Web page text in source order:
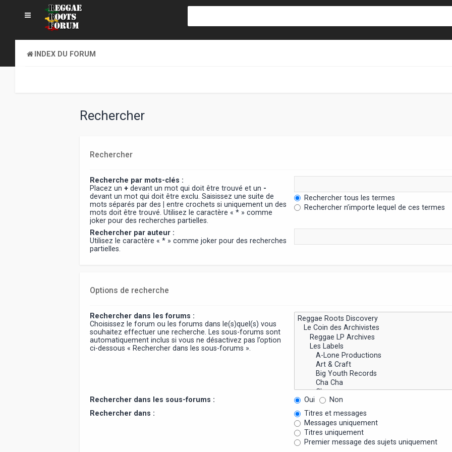
INDEX DU FORUM
Rechercher
Rechercher
Recherche par mots-clés :
Placez un+ devant un mot qui doit être trouvé et un -
devant un mot qui doit être exclu. Saisissez une suite de
mots séparés par des| entre crochets si uniquement un des
mots doit être trouvé. Utilisez le caractère « * » comme
joker pour des recherches partielles.
Rechercher tous les termes
Rechercher n’importe lequel de ces termes
Rechercher par auteur :
Utilisez le caractère « * » comme joker pour des recherches
partielles.
Options de recherche
Rechercher dans les forums :
Choisissez le forum ou les forums dans le(s)quel(s) vous
souhaitez effectuer une recherche. Les sous-forums sont
automatiquement inclus si vous ne désactivez pas l’option
ci-dessous « Rechercher dans les sous-forums ».
Rechercher dans les sous-forums : Oui
Non
Rechercher dans :
Titres et messages
Messages uniquement
Titres uniquement
Premier message des sujets uniquement